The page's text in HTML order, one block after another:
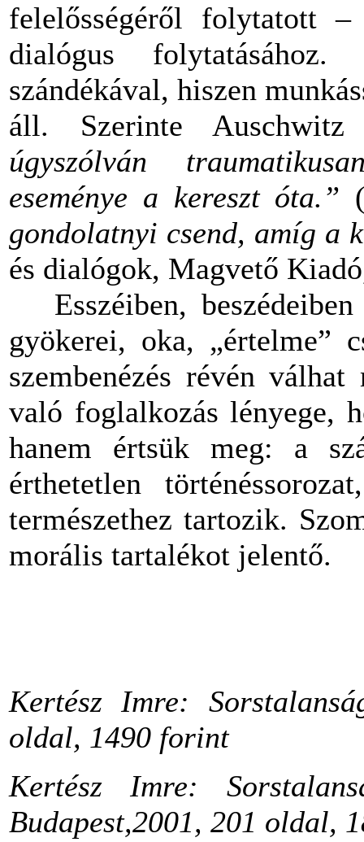
felelősségéről folytatott
dialógus
szándékával, hiszen
áll. Szerinte
úgyszólván
eseménye a kereszt óta.”
gondolatnyi csend, amíg a
és dialógok, Magvető
Esszéiben,
gyökerei, oka, „értelme”
szembenézés révén
való foglalkozás lényege,
hanem értsük meg: a
érthetetlen
természethez tartozik.
morális tartalékot jelentő.
Kertész Imre:
oldal, 1490 forint
Kertész Imre:
Budapest,2001, 201 oldal,